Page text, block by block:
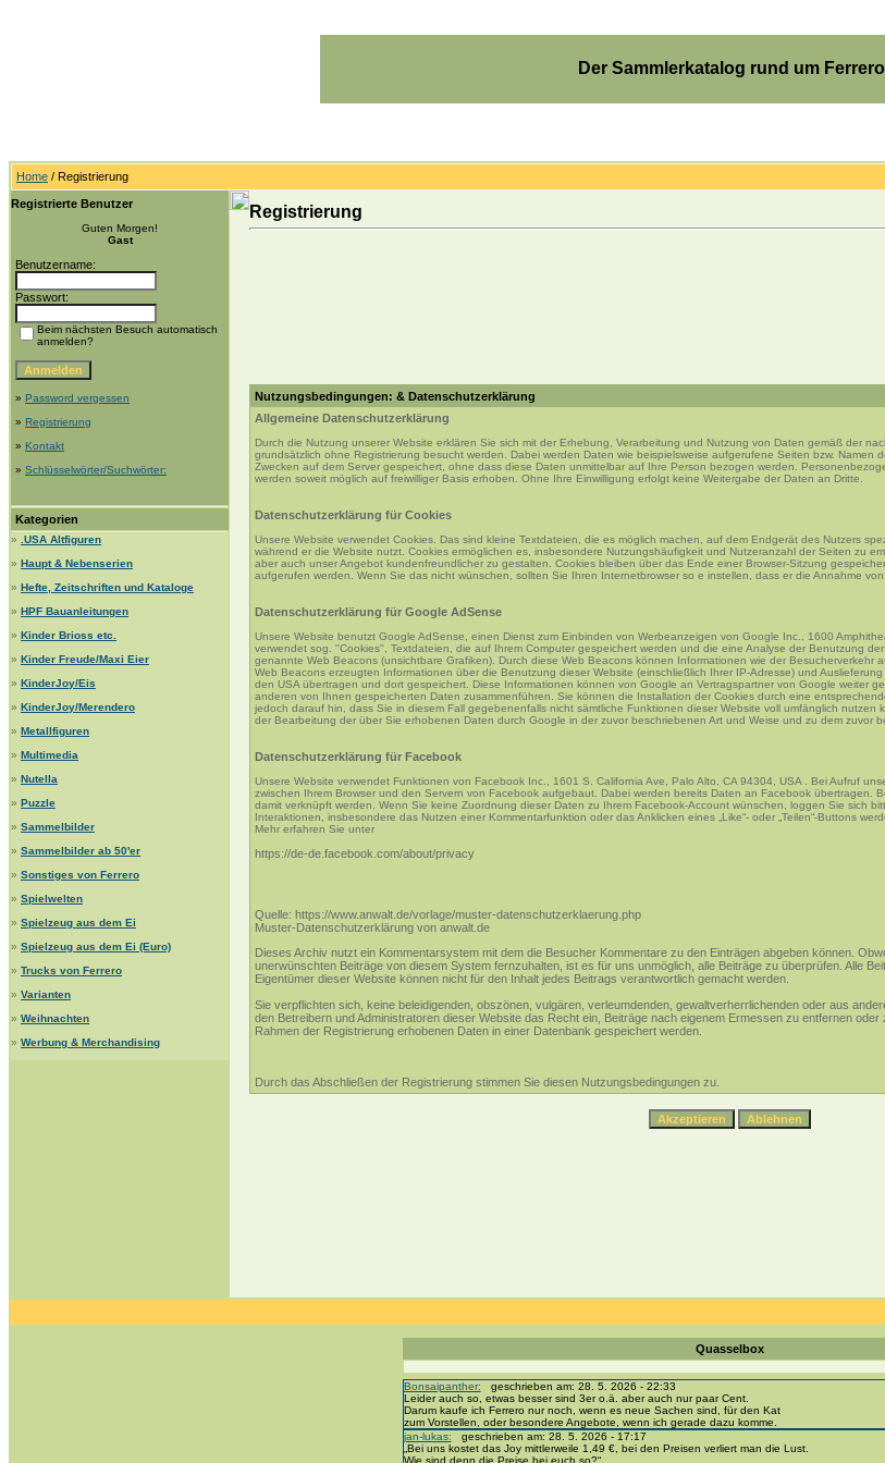
Der Sammlerkatalog rund um Ferrero
Home / Registrierung
Registrierte Benutzer
Guten Morgen!
Gast
Benutzername:
Passwort:
Beim nächsten Besuch automatisch
anmelden?
» Password vergessen
» Registrierung
» Kontakt
» Schlüsselwörter/Suchwörter:
Kategorien
»
.USA Altfiguren
» Haupt & Nebenserien
» Hefte, Zeitschriften und Kataloge
» HPF Bauanleitungen
» Kinder Brioss etc.
» Kinder Freude/Maxi Eier
» KinderJoy/Eis
» KinderJoy/Merendero
» Metallfiguren
» Multimedia
» Nutella
» Puzzle
» Sammelbilder
» Sammelbilder ab 50'er
» Sonstiges von Ferrero
» Spielwelten
» Spielzeug aus dem Ei
» Spielzeug aus dem Ei (Euro)
» Trucks von Ferrero
» Varianten
» Weihnachten
» Werbung & Merchandising
Registrierung
Nutzungsbedingungen: & Datenschutzerklärung
Allgemeine Datenschutzerklärung
Durch die Nutzung unserer Website erklären Sie sich mit der Erhebung, Verarbeitung und Nutzung von Daten gemäß der
grundsätzlich ohne Registrierung besucht werden. Dabei werden Daten wie beispielsweise aufgerufene Seiten bzw. Namen
Zwecken auf dem Server gespeichert, ohne dass diese Daten unmittelbar auf Ihre Person bezogen werden.
werden soweit möglich auf freiwilliger Basis erhoben. Ohne Ihre Einwilligung erfolgt keine Weitergabe der Daten an Dritte.
Datenschutzerklärung für Cookies
Unsere Website verwendet Cookies. Das sind kleine Textdateien, die es möglich machen, auf dem Endgerät des Nutzers
während er die Website nutzt. Cookies ermöglichen es, insbesondere Nutzungshäufigkeit und Nutzeranzahl der Seiten zu
aber auch unser Angebot kundenfreundlicher zu gestalten. Cookies bleiben über das Ende einer Browser-Sitzung
aufgerufen werden. Wenn Sie das nicht wünschen, sollten Sie Ihren Internetbrowser so e instellen, dass er die Annahme von
Datenschutzerklärung für Google AdSense
Unsere Website benutzt Google AdSense, einen Dienst zum Einbinden von Werbeanzeigen von Google Inc., 1600
verwendet sog. ''Cookies'', Textdateien, die auf Ihrem Computer gespeichert werden und die eine Analyse der Benutzung
genannte Web Beacons (unsichtbare Grafiken). Durch diese Web Beacons können Informationen wie der Besucherverkehr
Web Beacons erzeugten Informationen über die Benutzung dieser Website (einschließlich Ihrer IP-Adresse) und
den USA übertragen und dort gespeichert. Diese Informationen können von Google an Vertragspartner von Google weiter
anderen von Ihnen gespeicherten Daten zusammenführen. Sie können die Installation der Cookies durch eine
jedoch darauf hin, dass Sie in diesem Fall gegebenenfalls nicht sämtliche Funktionen dieser Website voll umfänglich nutzen
der Bearbeitung der über Sie erhobenen Daten durch Google in der zuvor beschriebenen Art und Weise und zu dem zuvor
Datenschutzerklärung für Facebook
Unsere Website verwendet Funktionen von Facebook Inc., 1601 S. California Ave, Palo Alto, CA 94304, USA . Bei Aufruf
zwischen Ihrem Browser und den Servern von Facebook aufgebaut. Dabei werden bereits Daten an Facebook übertragen.
damit verknüpft werden. Wenn Sie keine Zuordnung dieser Daten zu Ihrem Facebook-Account wünschen, loggen Sie sich
Interaktionen, insbesondere das Nutzen einer Kommentarfunktion oder das Anklicken eines „Like“- oder „Teilen“-Buttons
Mehr erfahren Sie unter
https://de-de.facebook.com/about/privacy
Quelle: https://www.anwalt.de/vorlage/muster-datenschutzerklaerung.php
Muster-Datenschutzerklärung von anwalt.de
Dieses Archiv nutzt ein Kommentarsystem mit dem die Besucher Kommentare zu den Einträgen abgeben können.
unerwünschten Beiträge von diesem System fernzuhalten, ist es für uns unmöglich, alle Beiträge zu überprüfen. Alle
Eigentümer dieser Website können nicht für den Inhalt jedes Beitrags verantwortlich gemacht werden.
Sie verpflichten sich, keine beleidigenden, obszönen, vulgären, verleumdenden, gewaltverherrlichenden oder aus
den Betreibern und Administratoren dieser Website das Recht ein, Beiträge nach eigenem Ermessen zu entfernen
Rahmen der Registrierung erhobenen Daten in einer Datenbank gespeichert werden.
Durch das Abschließen der Registrierung stimmen Sie diesen Nutzungsbedingungen zu.
Quasselbox
Bonsaipanther: geschrieben am: 28. 5. 2026 - 22:33
Leider auch so, etwas besser sind 3er o.ä. aber auch nur paar Cent.
Darum kaufe ich Ferrero nur noch, wenn es neue Sachen sind, für den Kat
zum Vorstellen, oder besondere Angebote, wenn ich gerade dazu komme.
jan-lukas: geschrieben am: 28. 5. 2026 - 17:17
„Bei uns kostet das Joy mittlerweile 1,49 €, bei den Preisen verliert man die Lust.
Wie sind denn die Preise bei euch so?“